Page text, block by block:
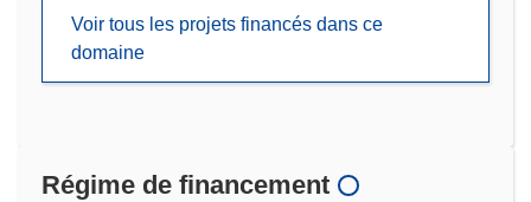
Voir tous les projets financés dans ce
domaine
Régime de financement